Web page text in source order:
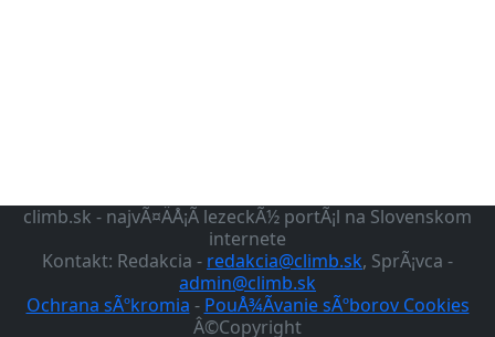
climb.sk - najvÃ¤ÄÅ¡Ã­ lezeckÃ½ portÃ¡l na Slovenskom
internete
Kontakt: Redakcia - redakcia@climb.sk, SprÃ¡vca -
admin@climb.sk
Ochrana sÃºkromia - PouÅ¾Ã­vanie sÃºborov Cookies
Â©Copyright